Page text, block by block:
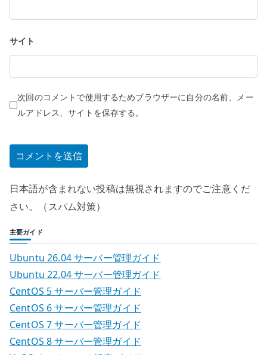
サイト
次回のコメントで使用するためブラウザーに自分の名前、メー
ルアドレス、サイトを保存する。
日本語が含まれない投稿は無視されますのでご注意くだ
さい。（スパム対策）
主要ガイド
Ubuntu 26.04 サーバー管理ガイド
Ubuntu 22.04 サーバー管理ガイド
CentOS 5 サーバー管理ガイド
CentOS 6 サーバー管理ガイド
CentOS 7 サーバー管理ガイド
CentOS 8 サーバー管理ガイド